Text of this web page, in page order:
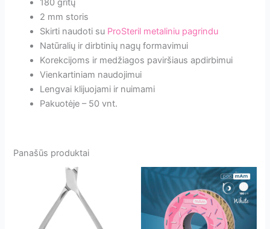
180 gritų
2 mm storis
Skirti naudoti su ProSteril metaliniu pagrindu
Natūralių ir dirbtinių nagų formavimui
Korekcijoms ir medžiagos paviršiaus apdirbimui
Vienkartiniam naudojimui
Lengvai klijuojami ir nuimami
Pakuotėje – 50 vnt.
Panašūs produktai